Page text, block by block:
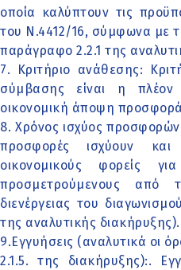
οποία καλύπτουν τις
του Ν.4412/16, σύμφωνα με
παράγραφο 2.2.1 της
7. Κριτήριο ανάθεσης:
σύμβασης είναι η
οικονομική άποψη
8. Χρόνος ισχύος
προσφορές ισχύουν
οικονομικούς φορείς
προσμετρούμενους από
διενέργειας του
της αναλυτικής διακήρυξης).
9.Εγγυήσεις (αναλυτικά οι
2.1.5. της διακήρυξης):.